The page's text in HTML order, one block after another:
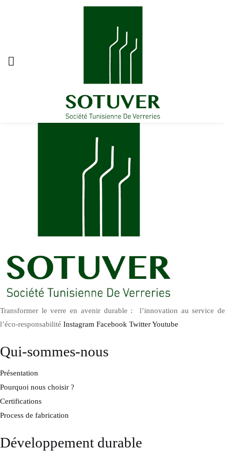
Transformer le verre en avenir durable : l’innovation au service de
l’éco-responsabilité Instagram Facebook TwitterYoutube
Qui-sommes-nous
Présentation
Pourquoi nous choisir ?
Certifications
Process de fabrication
Développement durable